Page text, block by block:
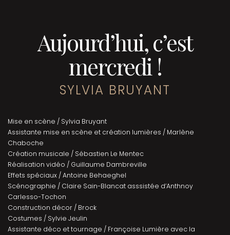
Aujourd’hui, c’est
mercredi !
SYLVIA BRUYANT
Mise en scène / Sylvia Bruyant
Assistante mise en scène et création lumières / Marlène
Chaboche
Création musicale / Sébastien Le Mentec
Réalisation vidéo / Guillaume Dambreville
Effets spéciaux / Antoine Behaeghel
Scénographie / Claire Sain-Blancat asssistée d’Anthnoy
Carlesso-Tochon
Construction décor / Brock
Costumes / Sylvie Jeulin
Assistante déco et tournage / Françoise Lumière avec la